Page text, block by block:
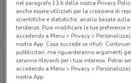
Alpitour
Scade il 31/10 286 m
nel paragrafo 13.b della nostra Privacy
anche essere utilizzati per la creazione di
scientifiche e statistiche, analisi basate
tendenze. Puoi modificare le tue preferenze
accedendo a Menu > Privacy >
nostra App. Cosa succede se rifiuti:
pubblicitari, ma riguarderanno argomenti
saranno rilevanti per i tuoi interessi. Potrai
accedendo a Menu > Privacy >
nostra App.